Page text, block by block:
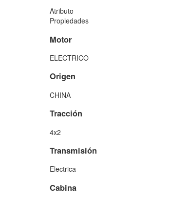
Atributo
Propiedades
Motor
ELECTRICO
Origen
CHINA
Tracción
4x2
Transmisión
Electrica
Cabina